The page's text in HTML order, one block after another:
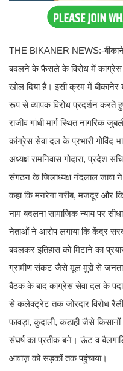
THE BIKANER NEWS:-
बदलने के फैसले के विरोध में कांग्रेस
खोल दिया है। इसी क्रम में
रूप से व्यापक विरोध प्रदर्शन करते
राजीव गांधी मार्ग स्थित नागरिक
कांग्रेस सेवा दल के प्रभारी गोविंद
अध्यक्ष रामनिवास गोदारा, प्रदेश
संगठन के जिलाध्यक्ष नंदलाल जावा
कहा कि मनरेगा गरीब, मजदूर और
नाम बदलना सामाजिक न्याय पर
नेताओं ने आरोप लगाया कि केंद्र
बदलकर इतिहास को मिटाने का
ग्रामीण संकट जैसे मूल मुद्दों से जनता
बैठक के बाद कांग्रेस सेवा दल के
से कलेक्ट्रेट तक जोरदार विरोध
फावड़ा, कुदाली, कड़ाही जैसे
संघर्ष का प्रतीक बने। ऊंट व
आवाज़ को सड़कों तक पहुंचाया।